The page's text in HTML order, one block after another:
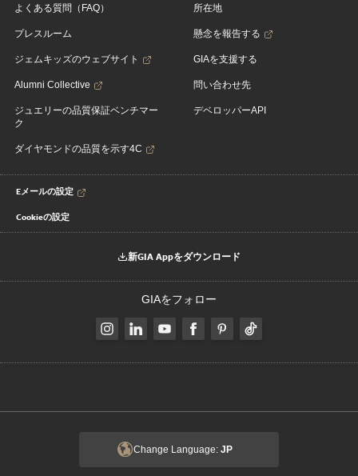
よくある質問（FAQ）
プレスルーム
ジェムキッズのウェブサイト
Alumni Collective
ジュエリーの品質保証ベンチマー
ク
ダイヤモンドの品質を示す4C
所在地
懸念を報告する
GIAを支援する
問い合わせ先
デベロッパーAPI
Eメールの設定
Cookieの設定
新GIA Appをダウンロード
GIAをフォロー
Change Language: JP